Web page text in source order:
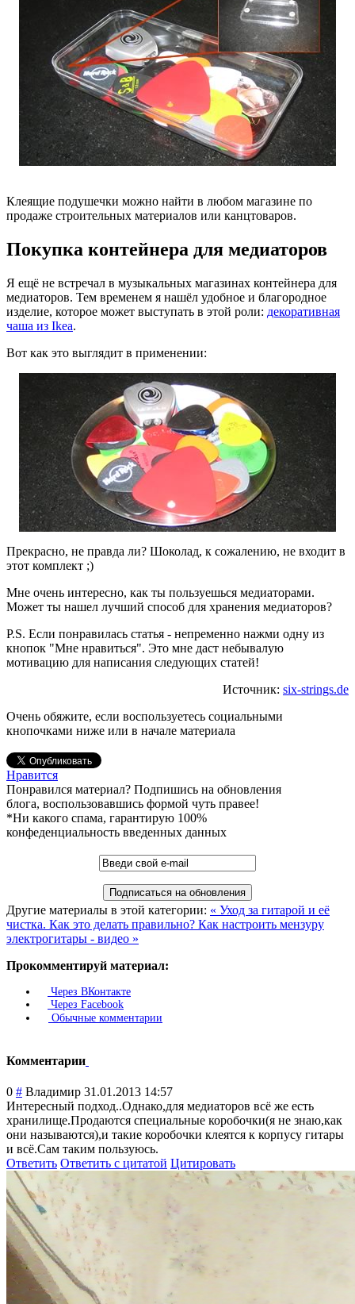
Клеящие подушечки можно найти в любом магазине по
продаже строительных материалов или канцтоваров.
Покупка контейнера для медиаторов
Я ещё не встречал в музыкальных магазинах контейнера для
медиаторов. Тем временем я нашёл удобное и благородное
изделие, которое может выступать в этой роли: декоративная
чаша из Ikea.
Вот как это выглядит в применении:
Прекрасно, не правда ли? Шоколад, к сожалению, не входит в
этот комплект ;)
Мне очень интересно, как ты пользуешься медиаторами.
Может ты нашел лучший способ для хранения медиаторов?
P.S. Если понравилась статья - непременно нажми одну из
кнопок "Мне нравиться". Это мне даст небывалую
мотивацию для написания следующих статей!
Источник: six-strings.de
Очень обяжите, если воспользуетесь социальными
кнопочками ниже или в начале материала
Нравится
Понравился материал? Подпишись на обновления
блога, воспользовавшись формой чуть правее!
*Ни какого спама, гарантирую 100%
конфеденциальность введенных данных
Другие материалы в этой категории: « Уход за гитарой и её
чистка. Как это делать правильно? Как настроить мензуру
электрогитары - видео »
Прокомментируй материал:
Через ВКонтакте
Через Facebook
Обычные комментарии
Комментарии
0 # Владимир 31.01.2013 14:57
Интересный подход..Однако,для медиаторов всё же есть
хранилище.Продаются специальные коробочки(я не знаю,как
они называются),и такие коробочки клеятся к корпусу гитары
и всё.Сам таким пользуюсь.
Ответить Ответить с цитатой Цитировать